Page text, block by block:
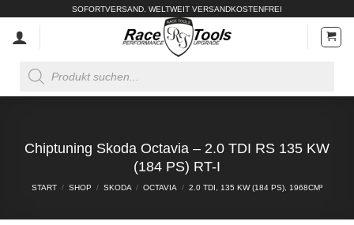
springen
SOFORTVERSAND. WELTWEIT VERSANDKOSTENFREI
search
Chiptuning Skoda Octavia – 2.0 TDI RS 135 KW
(184 PS) RT-I
START / SHOP / SKODA / OCTAVIA / 2.0 TDI, 135 KW (184 PS), 1968CM³